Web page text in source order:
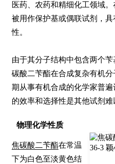
医药、农药和精细化工领域
被用作保护基或偶联试剂，
性。
由于其分子结构中包含两个
碳酸二苄酯在合成复杂有机
期从事有机合成的化学家普
的效率和选择性是其他试剂难
物理化学性质
焦碳酸二苄酯在常温
下为白色至淡黄色结